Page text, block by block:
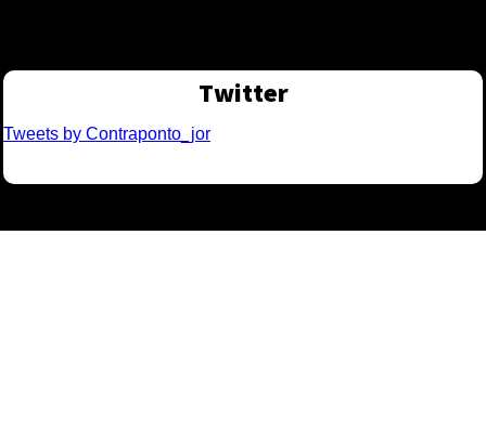
Twitter
Tweets by Contraponto_jor